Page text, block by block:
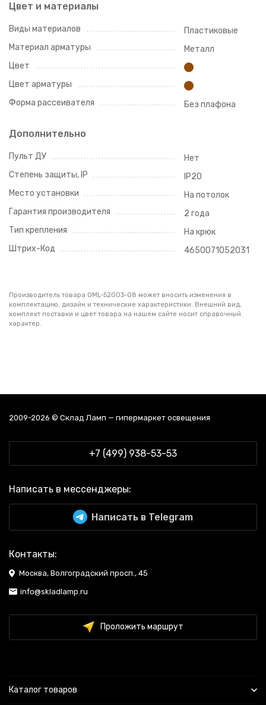
Цвет и материалы
Виды материалов
Пластиковые
Материал арматуры
Металл
Цвет
Цвет арматуры
Форма рассеивателя
Без плафона
Дополнительно
Пульт ДУ
Нет
Степень защиты, IP
IP20
Место установки
На потолок
Гарантия производителя
2 года
Тип крепления
На крюк
Штрих-Код
4650071052031
Производитель товара OML-52003-08 может вносить изменения в
комплектацию, дизайн и технические характеристики. Внешний вид,
комплект поставки и цвет товара на нашем сайте носит справочный
характер.
2009-2026 © Склад Ламп — гипермаркет освещения
+7 (499) 938-53-53
Написать в мессенджеры:
Написать в Telegram
Контакты:
Москва, Волгоградский просп., 45
info@skladlamp.ru
Проложить маршрут
Каталог товаров